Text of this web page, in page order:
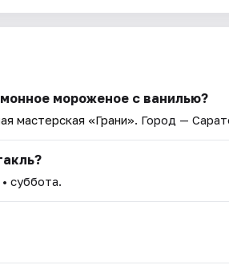
мороженое с ванилью?
мастерская «Грани». Город —
• суббота.